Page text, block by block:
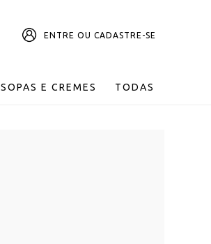
ENTRE OU CADASTRE-SE
SOPAS E CREMES TODAS